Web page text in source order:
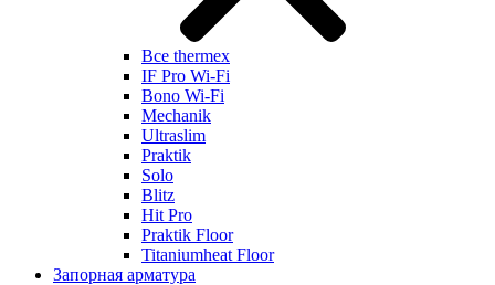
Все thermex
IF Pro Wi-Fi
Bono Wi-Fi
Mechanik
Ultraslim
Praktik
Solo
Blitz
Hit Pro
Praktik Floor
Titaniumheat Floor
Запорная арматура